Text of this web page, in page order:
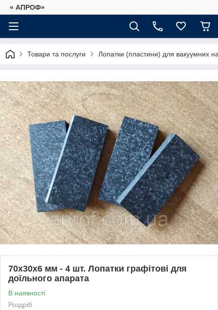
« АПРОФ»
Товари та послуги Лопатки (пластини) для вакуумних
70х30х6 мм - 4 шт. Лопатки графітові для
доїльного апарата
В наявності
Роздріб